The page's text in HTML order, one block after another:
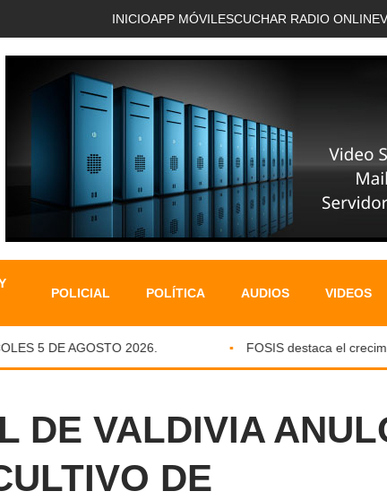
INICIOAPP MÓVIL ESCUCHAR RADIO ONLINE
POLICIAL POLÍTICA AUDIOS VIDEOS
5 DE AGOSTO 2026. FOSIS destaca el
DE VALDIVIA
DE